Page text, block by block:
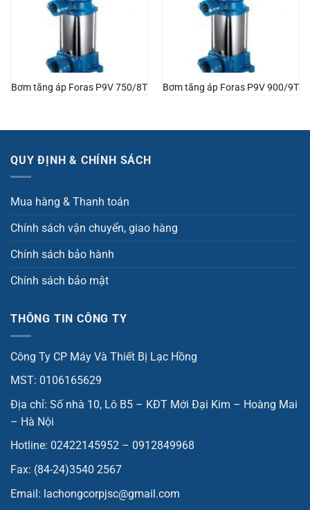
Bơm tăng áp Foras P9V 750/8T Bơm tăng áp Foras P9V 900/9T
QUY ĐỊNH & CHÍNH SÁCH
Mua hàng & Thanh toán
Chính sách vận chuyển, giao hàng
Chính sách bảo hành
Chính sách bảo mật
THÔNG TIN CÔNG TY
Công Ty CP Máy Và Thiết Bị Lạc Hồng
MST: 0106165629
Địa chỉ: Số nhà 10, Lô B5 – KĐT Mới Đại Kim – Hoàng Mai
– Hà Nội
Hotline: 02422145952 – 0912849968
Fax: (84-24)3540 2567
Email: lachongcorpjsc@gmail.com